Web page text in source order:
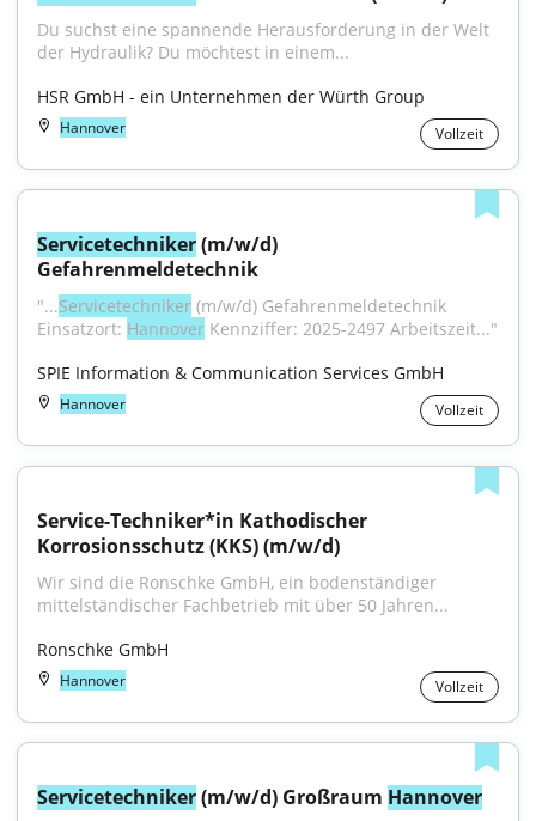
Du suchst eine spannende Herausforderung in der Welt
der Hydraulik? Du möchtest in einem...
HSR GmbH - ein Unternehmen der Würth Group
Hannover Vollzeit
Servicetechniker (m/w/d)
Gefahrenmeldetechnik
"...Servicetechniker (m/w/d) Gefahrenmeldetechnik
Einsatzort: Hannover Kennziffer: 2025-2497 Arbeitszeit..."
SPIE Information & Communication Services GmbH
Hannover Vollzeit
Service-Techniker*in Kathodischer
Korrosionsschutz (KKS) (m/w/d)
Wir sind die Ronschke GmbH, ein bodenständiger
mittelständischer Fachbetrieb mit über 50 Jahren...
Ronschke GmbH
Hannover Vollzeit
Servicetechniker (m/w/d) Großraum Hannover